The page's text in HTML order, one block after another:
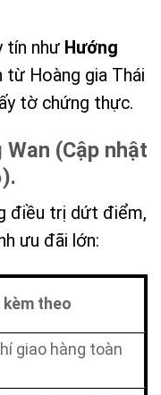
tín như Hướng
Hoàng gia Thái
tờ chứng thực.
(Cập nhật
điều trị dứt điểm,
ưu đãi lớn:
kèm theo
giao hàng toàn